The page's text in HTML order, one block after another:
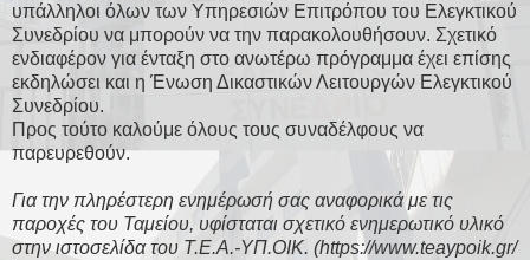
υπάλληλοι όλων των Υπηρεσιών Επιτρόπου του Ελεγκτικού
Συνεδρίου να μπορούν να την παρακολουθήσουν. Σχετικό
ενδιαφέρον για ένταξη στο ανωτέρω πρόγραμμα έχει επίσης
εκδηλώσει και η Ένωση Δικαστικών Λειτουργών Ελεγκτικού
Συνεδρίου.
Προς τούτο καλούμε όλους τους συναδέλφους να
παρευρεθούν.
Για την πληρέστερη ενημέρωσή σας αναφορικά με τις
παροχές του Ταμείου, υφίσταται σχετικό ενημερωτικό υλικό
στην ιστοσελίδα του Τ.Ε.Α.-ΥΠ.ΟΙΚ. (https://www.teaypoik.gr/